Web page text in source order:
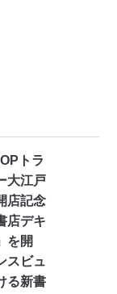
トラ
大江戸
店記念
店デキ
を開
スビュ
る新書